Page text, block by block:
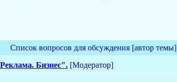
Список вопросов для обсуждения [автор темы]
Бизнес". [Модератор]